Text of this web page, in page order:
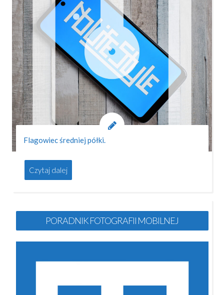
Flagowiec średniej półki.
Czytaj dalej
PORADNIK FOTOGRAFII MOBILNEJ